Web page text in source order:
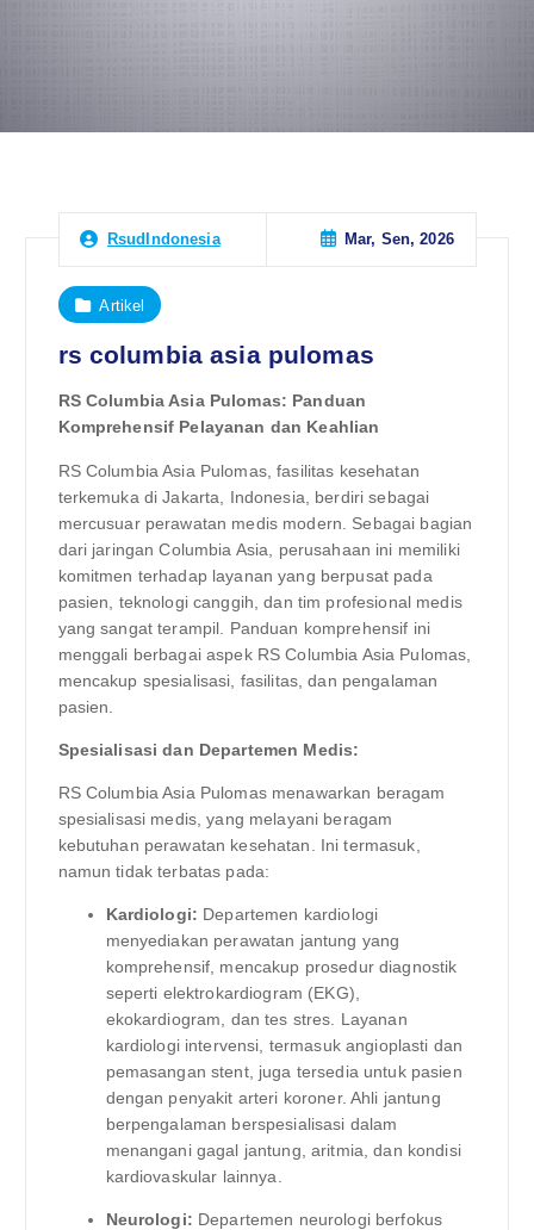
RsudIndonesia Mar, Sen, 2026
Artikel
rs columbia asia pulomas
RS Columbia Asia Pulomas: Panduan
Komprehensif Pelayanan dan Keahlian
RS Columbia Asia Pulomas, fasilitas kesehatan
terkemuka di Jakarta, Indonesia, berdiri sebagai
mercusuar perawatan medis modern. Sebagai bagian
dari jaringan Columbia Asia, perusahaan ini memiliki
komitmen terhadap layanan yang berpusat pada
pasien, teknologi canggih, dan tim profesional medis
yang sangat terampil. Panduan komprehensif ini
menggali berbagai aspek RS Columbia Asia Pulomas,
mencakup spesialisasi, fasilitas, dan pengalaman
pasien.
Spesialisasi dan Departemen Medis:
RS Columbia Asia Pulomas menawarkan beragam
spesialisasi medis, yang melayani beragam
kebutuhan perawatan kesehatan. Ini termasuk,
namun tidak terbatas pada:
Kardiologi: Departemen kardiologi
menyediakan perawatan jantung yang
komprehensif, mencakup prosedur diagnostik
seperti elektrokardiogram (EKG),
ekokardiogram, dan tes stres. Layanan
kardiologi intervensi, termasuk angioplasti dan
pemasangan stent, juga tersedia untuk pasien
dengan penyakit arteri koroner. Ahli jantung
berpengalaman berspesialisasi dalam
menangani gagal jantung, aritmia, dan kondisi
kardiovaskular lainnya.
Neurologi: Departemen neurologi berfokus